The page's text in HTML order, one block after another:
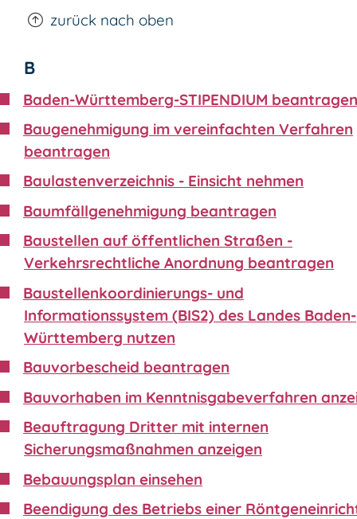
zurück nach oben
B
Baden-Württemberg-STIPENDIUM beantragen
Baugenehmigung im vereinfachten Verfahren
beantragen
Baulastenverzeichnis - Einsicht nehmen
Baumfällgenehmigung beantragen
Baustellen auf öffentlichen Straßen -
Verkehrsrechtliche Anordnung beantragen
Baustellenkoordinierungs- und
Informationssystem (BIS2) des Landes Baden-
Württemberg nutzen
Bauvorbescheid beantragen
Bauvorhaben im Kenntnisgabeverfahren
Beauftragung Dritter mit internen
Sicherungsmaßnahmen anzeigen
Bebauungsplan einsehen
Beendigung des Betriebs einer